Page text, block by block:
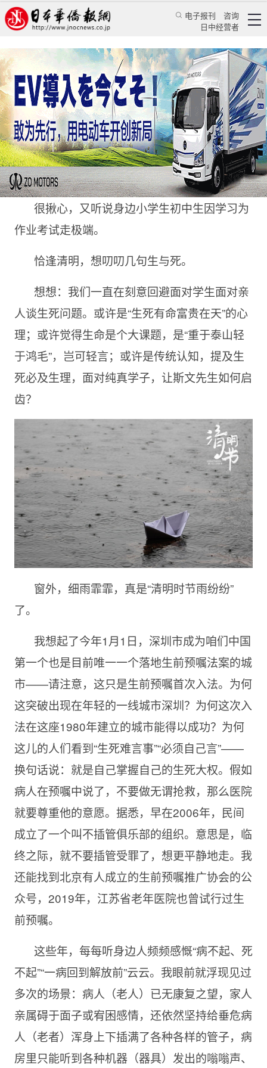
电子报刊
咨询
日中经营者
清明雨中话生死
郭瑞炜 特辑 华文汇萃
日本华侨报 2023/4/8 13:14:56
很揪心，又听说身边小学生初中生因学习为
作业考试走极端。
恰逢清明，想叨叨几句生与死。
想想：我们一直在刻意回避面对学生面对亲
人谈生死问题。或许是“生死有命富贵在天”的心
理；或许觉得生命是个大课题，是“重于泰山轻
于鸿毛”，岂可轻言；或许是传统认知，提及生
死必及生理，面对纯真学子，让斯文先生如何启
齿？
窗外，细雨霏霏，真是“清明时节雨纷纷”
了。
我想起了今年1月1日，深圳市成为咱们中国
第一个也是目前唯一一个落地生前预嘱法案的城
市——请注意，这只是生前预嘱首次入法。为何
这突破出现在年轻的一线城市深圳？为何这次入
法在这座1980年建立的城市能得以成功？为何
这儿的人们看到“生死难言事”“必须自己言”——
换句话说：就是自己掌握自己的生死大权。假如
病人在预嘱中说了，不要做无谓抢救，那么医院
就要尊重他的意愿。据悉，早在2006年，民间
成立了一个叫不插管俱乐部的组织。意思是，临
终之际，就不要插管受罪了，想更平静地走。我
还能找到北京有人成立的生前预嘱推广协会的公
众号，2019年，江苏省老年医院也曾试行过生
前预嘱。
这些年，每每听身边人频频感慨“病不起、死
不起”“一病回到解放前”云云。我眼前就浮现见过
多次的场景：病人（老人）已无康复之望，家人
亲属碍于面子或宥困感情，还依然坚持给垂危病
人（老者）浑身上下插满了各种各样的管子，病
房里只能听到各种机器（器具）发出的嗡嗡声、